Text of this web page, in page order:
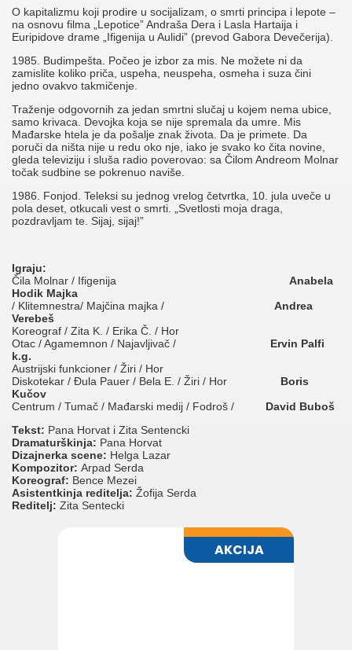
O kapitalizmu koji prodire u socijalizam, o smrti principa i lepote –
na osnovu filma „Lepotice” Andraša Dera i Lasla Hartaija i
Euripidove drame „Ifigenija u Aulidi” (prevod Gabora Devečerija).
1985. Budimpešta. Počeo je izbor za mis. Ne možete ni da
zamislite koliko priča, uspeha, neuspeha, osmeha i suza čini
jedno ovakvo takmičenje.
Traženje odgovornih za jedan smrtni slučaj u kojem nema ubice,
samo krivaca. Devojka koja se nije spremala da umre. Mis
Mađarske htela je da pošalje znak života. Da je primete. Da
poruči da ništa nije u redu oko nje, iako je svako ko čita novine,
gleda televiziju i sluša radio poverovao: sa Čilom Andreom Molnar
točak sudbine se pokrenuo naviše.
1986. Fonjod. Teleksi su jednog vrelog četvrtka, 10. jula uveče u
pola deset, otkucali vest o smrti. „Svetlosti moja draga,
pozdravljam te. Sijaj, sijaj!”
Igraju:
Čila Molnar / Ifigenija Anabela
Hodik Majka
/ Klitemnestra/ Majčina majka / Andrea
Verebeš
Koreograf / Zita K. / Erika Č. / Hor
Otac / Agamemnon / Najavljivač / Ervin Palfi
k.g.
Austrijski funkcioner / Žiri / Hor
Diskotekar / Đula Pauer / Bela E. / Žiri / Hor Boris
Kučov
Centrum / Tumač / Mađarski medij / Fodroš / David Buboš
Tekst: Pana Horvat i Zita Sentencki
Dramaturškinja: Pana Horvat
Dizajnerka scene: Helga Lazar
Kompozitor: Arpad Serda
Koreograf: Bence Mezei
Asistentkinja reditelja: Žofija Serda
Reditelj: Zita Sentecki